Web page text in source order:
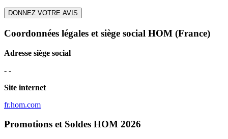
DONNEZ VOTRE AVIS
Coordonnées légales et siège social HOM (France)
Adresse siège social
- -
Site internet
fr.hom.com
Promotions et Soldes HOM 2026